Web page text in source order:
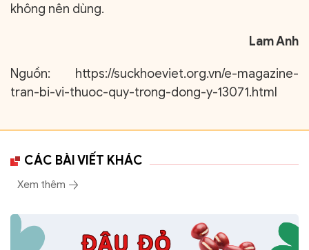
không nên dùng.
Lam Anh
Nguồn: https://suckhoeviet.org.vn/e-magazine-
tran-bi-vi-thuoc-quy-trong-dong-y-13071.html
CÁC BÀI VIẾT KHÁC
Xem thêm